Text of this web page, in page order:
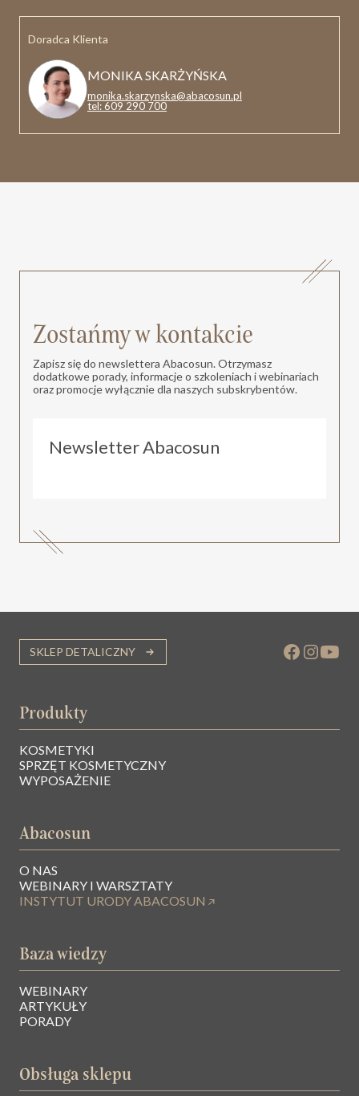
Doradca Klienta
MONIKA SKARŻYŃSKA
monika.skarzynska@abacosun.pl
tel: 609 290 700
Zostańmy w kontakcie
Zapisz się do newslettera Abacosun. Otrzymasz
dodatkowe porady, informacje o szkoleniach i webinariach
oraz promocje wyłącznie dla naszych subskrybentów.
Newsletter Abacosun
SKLEP DETALICZNY
Produkty
KOSMETYKI
SPRZĘT KOSMETYCZNY
WYPOSAŻENIE
Baza wiedzy
WEBINARY
ARTYKUŁY
PORADY
Obsługa sklepu
Abacosun
O NAS
WEBINARY I WARSZTATY
INSTYTUT URODY ABACOSUN